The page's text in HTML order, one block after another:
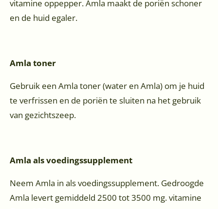
vitamine oppepper. Amla maakt de poriën schoner
en de huid egaler.
Amla toner
Gebruik een Amla toner (water en Amla) om je huid
te verfrissen en de poriën te sluiten na het gebruik
van gezichtszeep.
Amla als voedingssupplement
Neem Amla in als voedingssupplement. Gedroogde
Amla levert gemiddeld 2500 tot 3500 mg. vitamine